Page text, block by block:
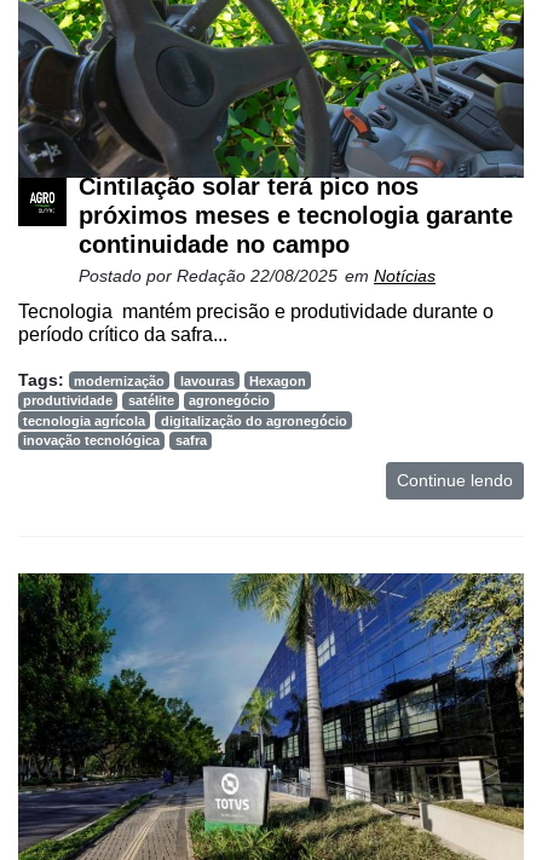
Cintilação solar terá pico nos
próximos meses e tecnologia garante
continuidade no campo
Postado por Redação 22/08/2025 em Notícias
Tecnologia mantém precisão e produtividade durante o
período crítico da safra...
Tags: modernização lavouras
Hexagon
produtividade
satélite
agronegócio
tecnologia agrícola
digitalização do agronegócio
inovação tecnológica
safra
Continue lendo